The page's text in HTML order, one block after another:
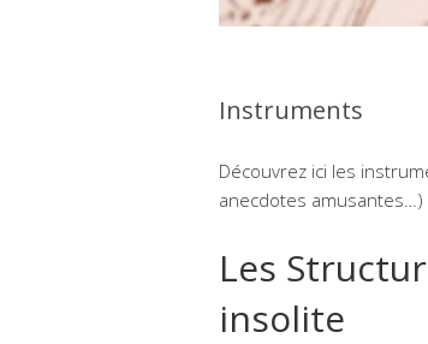
Instruments
Découvrez ici les
anecdotes amusantes…)
Les
insolite